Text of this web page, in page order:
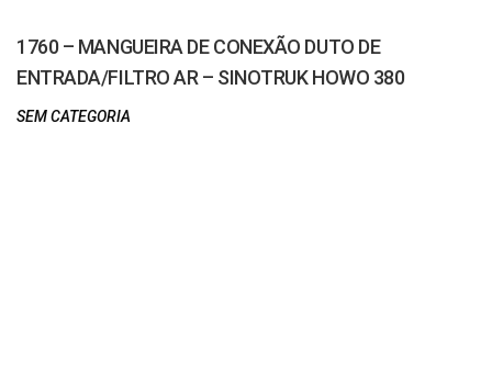
1760 – MANGUEIRA DE CONEXÃO DUTO DE
ENTRADA/FILTRO AR – SINOTRUK HOWO 380
SEM CATEGORIA